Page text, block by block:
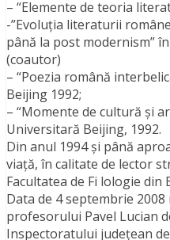
– “Elemente de teoria
-”Evoluţia literaturii
până la post modernism”
(coautor)
– “Poezia română
Beijing 1992;
– “Momente de cultură şi
Universitară Beijing, 1992.
Din anul 1994 și până
viaţă, în calitate de lector
Facultatea de Fi lologie din
Data de 4 septembrie
profesorului Pavel Lucian
Inspectoratului judeţean